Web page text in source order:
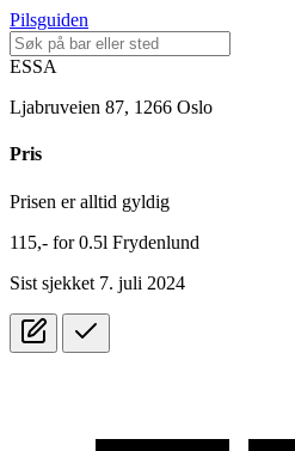
Pilsguiden
ESSA
Ljabruveien 87, 1266 Oslo
Pris
Prisen er alltid gyldig
115,- for0.5l Frydenlund
Sist sjekket 7. juli 2024